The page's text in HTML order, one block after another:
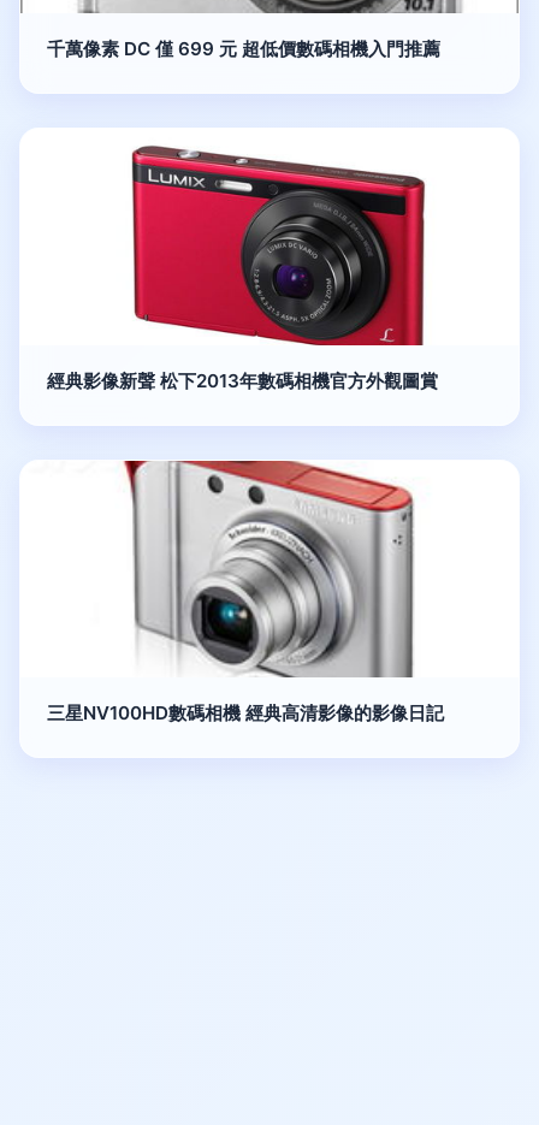
千萬像素 DC 僅 699 元 超低價數碼相機入門推薦
經典影像新聲 松下2013年數碼相機官方外觀圖賞
三星NV100HD數碼相機 經典高清影像的影像日記